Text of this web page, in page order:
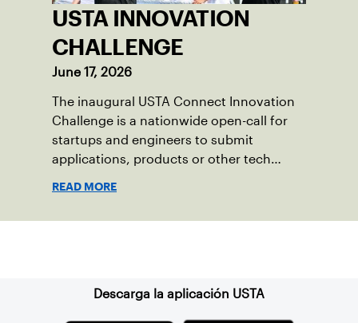
USTA INNOVATION
CHALLENGE
June 17, 2026
The inaugural USTA Connect Innovation
Challenge is a nationwide open-call for
startups and engineers to submit
applications, products or other tech
READ MORE
Descarga la aplicación USTA